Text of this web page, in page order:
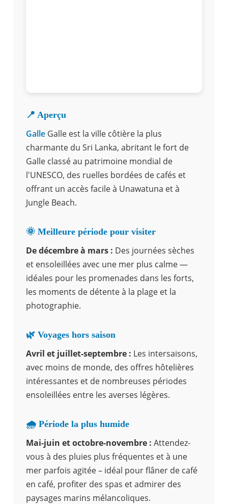
📍 Aperçu
Galle Galle est la ville côtière la plus
charmante du Sri Lanka, abritant le fort de
Galle classé au patrimoine mondial de
l'UNESCO, des ruelles bordées de cafés et
offrant un accès facile à Unawatuna et à
Jungle Beach.
🌞 Meilleure période pour visiter
De décembre à mars : Des journées sèches
et ensoleillées avec une mer plus calme —
idéales pour les promenades dans les forts,
les moments de détente à la plage et la
photographie.
🌿 Voyages hors saison
Avril et juillet-septembre : Les intersaisons,
avec moins de monde, des offres hôtelières
intéressantes et de nombreuses périodes
ensoleillées entre les averses légères.
🌧️ Période la plus humide
Mai-juin et octobre-novembre : Attendez-
vous à des pluies plus fréquentes et à une
mer parfois agitée – idéal pour flâner de café
en café, profiter des spas et admirer des
paysages marins mélancoliques.